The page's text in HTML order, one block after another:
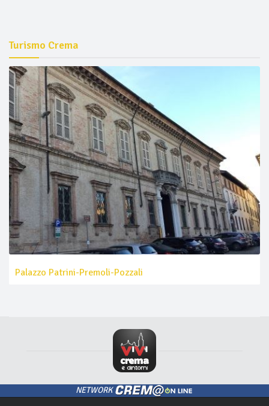
Turismo Crema
Palazzo Patrini-Premoli-Pozzali
NETWORK